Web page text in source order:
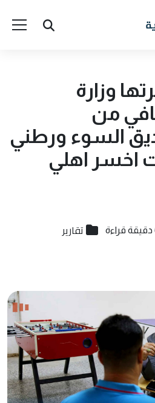
وزارة
من
السوء ورطني
اخسر اهلي
تقارير